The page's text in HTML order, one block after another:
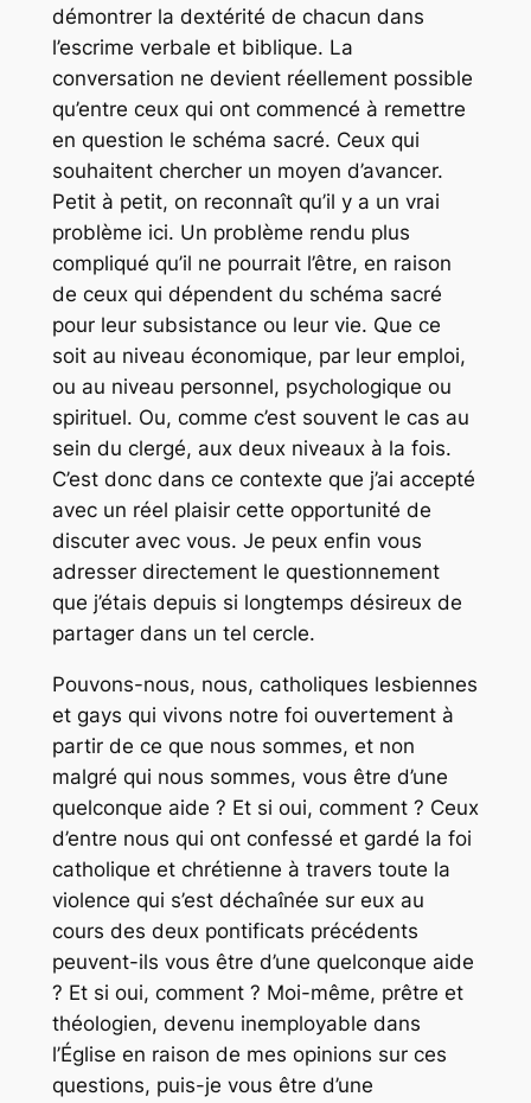
démontrer la dextérité de chacun dans
l’escrime verbale et biblique. La
conversation ne devient réellement possible
qu’entre ceux qui ont commencé à remettre
en question le schéma sacré. Ceux qui
souhaitent chercher un moyen d’avancer.
Petit à petit, on reconnaît qu’il y a un vrai
problème ici. Un problème rendu plus
compliqué qu’il ne pourrait l’être, en raison
de ceux qui dépendent du schéma sacré
pour leur subsistance ou leur vie. Que ce
soit au niveau économique, par leur emploi,
ou au niveau personnel, psychologique ou
spirituel. Ou, comme c’est souvent le cas au
sein du clergé, aux deux niveaux à la fois.
C’est donc dans ce contexte que j’ai accepté
avec un réel plaisir cette opportunité de
discuter avec vous. Je peux enfin vous
adresser directement le questionnement
que j’étais depuis si longtemps désireux de
partager dans un tel cercle.
Pouvons-nous, nous, catholiques lesbiennes
et gays qui vivons notre foi ouvertement à
partir de ce que nous sommes, et non
malgré qui nous sommes, vous être d’une
quelconque aide ? Et si oui, comment ? Ceux
d’entre nous qui ont confessé et gardé la foi
catholique et chrétienne à travers toute la
violence qui s’est déchaînée sur eux au
cours des deux pontificats précédents
peuvent-ils vous être d’une quelconque aide
? Et si oui, comment ? Moi-même, prêtre et
théologien, devenu inemployable dans
l’Église en raison de mes opinions sur ces
questions, puis-je vous être d’une